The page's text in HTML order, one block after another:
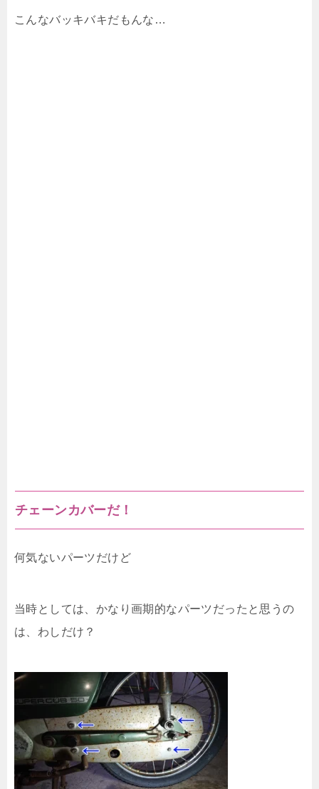
こんなバッキバキだもんな…
チェーンカバーだ！
何気ないパーツだけど
当時としては、かなり画期的なパーツだったと思うの
は、わしだけ？